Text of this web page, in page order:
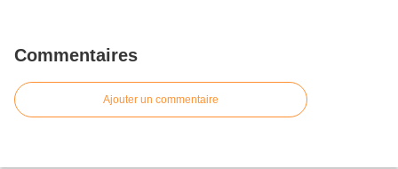
Commentaires
Ajouter un commentaire